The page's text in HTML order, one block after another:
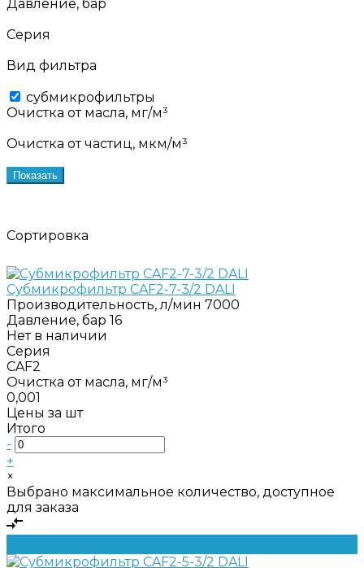
Давление, бар
Серия
Вид фильтра
субмикрофильтры
Очистка от масла, мг/м³
Очистка от частиц, мкм/м³
Показать
Сортировка
Субмикрофильтр CAF2-7-3/2 DALI
Производительность, л/мин 7000
Давление, бар 16
Нет в наличии
Серия
CAF2
Очистка от масла, мг/м³
0,001
Цены за шт
Итого
-
+
×
Выбрано максимальное количество, доступное
для заказа